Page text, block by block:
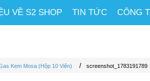
VỀ S2 SHOP TIN TỨC CÔNG
Kem Mosa (Hộp 10 Viên) / screenshot_1783191789